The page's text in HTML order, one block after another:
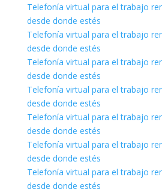
Telefonía virtual para el trabajo
desde donde estés
Telefonía virtual para el trabajo
desde donde estés
Telefonía virtual para el trabajo
desde donde estés
Telefonía virtual para el trabajo
desde donde estés
Telefonía virtual para el trabajo
desde donde estés
Telefonía virtual para el trabajo
desde donde estés
Telefonía virtual para el trabajo
desde donde estés